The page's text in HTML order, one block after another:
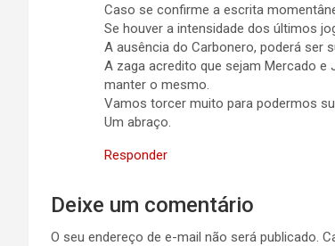
Caso se confirme a escrita
Se houver a intensidade dos últimos
A ausência do Carbonero, poderá ser
A zaga acredito que sejam Mercado
manter o mesmo.
Vamos torcer muito para podermos
Um abraço.
Responder
Deixe um comentário
O seu endereço de e-mail não será publicado.